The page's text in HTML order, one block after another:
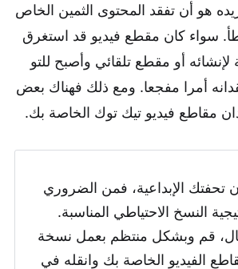
هو أن تفقد المحتوى الثمين الخاص
سواء كان مقطع فيديو قد استغرق
أو مقطع تلقائي وأصبح للتو
أمرا مفجعا. ومع ذلك فهناك بعض
مقاطع فيديو تيك توك الخاصة بك.
تحفتك الإبداعية، فمن الضروري
النسخ الاحتياطي المناسبة.
قم وبشكل منتظم بعمل نسخة
الفيديو الخاصة بك وانقله في